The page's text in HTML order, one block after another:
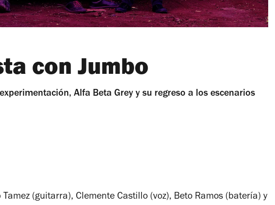
con Jumbo
Alfa Beta Grey y su regreso a los escenarios
(guitarra), Clemente Castillo (voz), Beto Ramos (batería) y